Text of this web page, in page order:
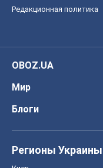
Редакционная политика
OBOZ.UA
Мир
Блоги
Регионы Украины